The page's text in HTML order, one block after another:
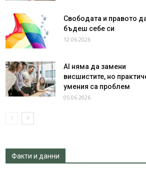
Свободата и правото
бъдеш себе си
12.06.2026
AI няма да замени
висшистите, но
умения са проблем
05.06.2026
Факти и данни